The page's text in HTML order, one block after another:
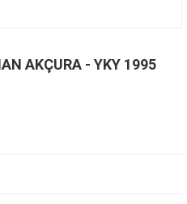
AKÇURA - YKY 1995